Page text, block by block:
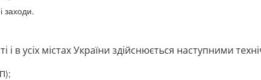
заходи.
і в усіх містах України здійснюється наступними